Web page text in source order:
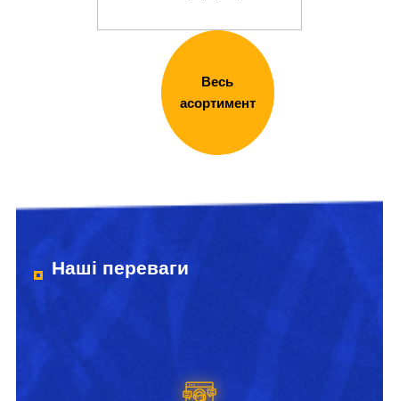
Весь
асортимент
Наші переваги